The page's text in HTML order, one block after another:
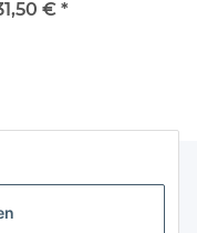
/ Neu
€ *